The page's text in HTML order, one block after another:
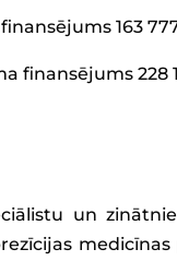
163
finansējums 228
un